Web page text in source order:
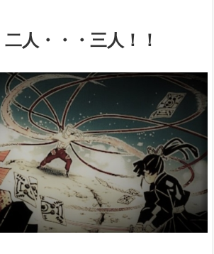
人・・・三人！！